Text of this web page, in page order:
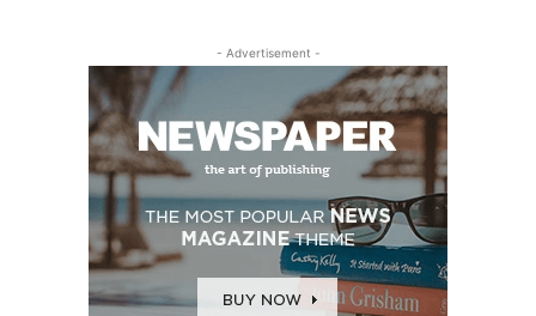
- Advertisement -